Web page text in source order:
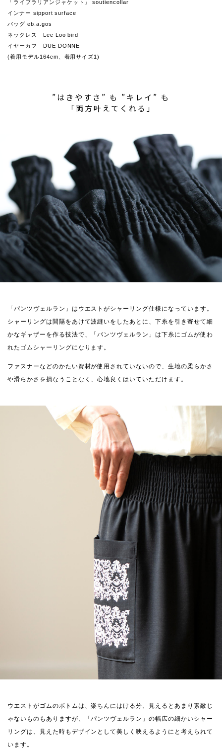
「ライブラリアンジャケット」 soutiencollar
インナー sipport surface
バッグ eb.a.gos
ネックレス Lee Loo bird
イヤーカフ DUE DONNE
(着用モデル164cm、着用サイズ1)
”はきやすさ” も ”キレイ” も
「両方叶えてくれる」
「パンツヴェルラン」はウエストがシャーリング仕様になっています。
シャーリングは間隔をあけて波縫いをしたあとに、下糸を引き寄せて細
かなギャザーを作る技法で、「パンツヴェルラン」は下糸にゴムが使わ
れたゴムシャーリングになります。
ファスナーなどのかたい資材が使用されていないので、生地の柔らかさ
や滑らかさを損なうことなく、心地良くはいていただけます。
ウエストがゴムのボトムは、楽ちんにはける分、見えるとあまり素敵じ
ゃないものもありますが、「パンツヴェルラン」の幅広の細かいシャー
リングは、見えた時もデザインとして美しく映えるようにと考えられて
います。